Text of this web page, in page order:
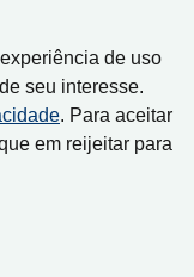
de uso
seu interesse.
. Para aceitar
em reijeitar para
- SP,
- SP
SP